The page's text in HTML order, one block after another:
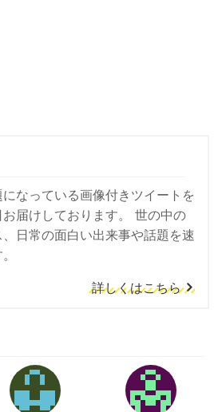
なっている画像付きツイートを
届けしております。 世の中の
日常の面白い出来事や話題を速
詳しくはこちら